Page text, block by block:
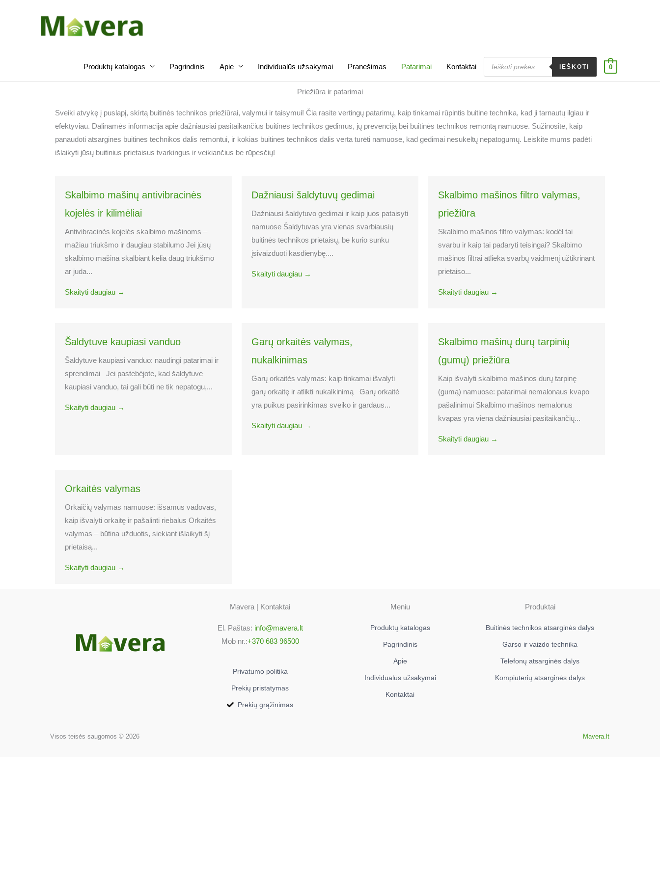
Produktų katalogas Pagrindinis Apie Individualūs užsakymai Pranešimas Patarimai Kontaktai
Products
search
IEŠKOTI 0
Priežiūra ir patarimai
Sveiki atvykę į puslapį, skirtą buitinės technikos priežiūrai, valymui ir taisymui! Čia rasite vertingų patarimų, kaip tinkamai rūpintis buitine technika, kad ji tarnautų ilgiau ir
efektyviau. Dalinamės informacija apie dažniausiai pasitaikančius buitines technikos gedimus, jų prevenciją bei buitinės technikos remontą namuose. Sužinosite, kaip
panaudoti atsargines buitines technikos dalis remontui, ir kokias buitines technikos dalis verta turėti namuose, kad gedimai nesukeltų nepatogumų. Leiskite mums padėti
išlaikyti jūsų buitinius prietaisus tvarkingus ir veikiančius be rūpesčių!
Skalbimo mašinų antivibracinės
kojelės ir kilimėliai
Antivibracinės kojelės skalbimo mašinoms –
mažiau triukšmo ir daugiau stabilumo Jei jūsų
skalbimo mašina skalbiant kelia daug triukšmo
ar juda...
Skaityti daugiau →
Dažniausi šaldytuvų gedimai
Dažniausi šaldytuvo gedimai ir kaip juos pataisyti
namuose Šaldytuvas yra vienas svarbiausių
buitinės technikos prietaisų, be kurio sunku
įsivaizduoti kasdienybę....
Skaityti daugiau →
Skalbimo mašinos filtro valymas,
priežiūra
Skalbimo mašinos filtro valymas: kodėl tai
svarbu ir kaip tai padaryti teisingai? Skalbimo
mašinos filtrai atlieka svarbų vaidmenį užtikrinant
prietaiso...
Skaityti daugiau →
Šaldytuve kaupiasi vanduo
Šaldytuve kaupiasi vanduo: naudingi patarimai ir
sprendimai Jei pastebėjote, kad šaldytuve
kaupiasi vanduo, tai gali būti ne tik nepatogu,...
Skaityti daugiau →
Garų orkaitės valymas,
nukalkinimas
Garų orkaitės valymas: kaip tinkamai išvalyti
garų orkaitę ir atlikti nukalkinimą Garų orkaitė
yra puikus pasirinkimas sveiko ir gardaus...
Skaityti daugiau →
Skalbimo mašinų durų tarpinių
(gumų) priežiūra
Kaip išvalyti skalbimo mašinos durų tarpinę
(gumą) namuose: patarimai nemalonaus kvapo
pašalinimui Skalbimo mašinos nemalonus
kvapas yra viena dažniausiai pasitaikančių...
Skaityti daugiau →
Orkaitės valymas
Orkaičių valymas namuose: išsamus vadovas,
kaip išvalyti orkaitę ir pašalinti riebalus Orkaitės
valymas – būtina užduotis, siekiant išlaikyti šį
prietaisą...
Skaityti daugiau →
Mavera | Kontaktai
El. Paštas: info@mavera.lt
Mob nr.:+370 683 96500
Privatumo politika
Prekių pristatymas
Prekių grąžinimas
Meniu
Produktų katalogas
Pagrindinis
Apie
Individualūs užsakymai
Kontaktai
Produktai
Buitinės technikos atsarginės dalys
Garso ir vaizdo technika
Telefonų atsarginės dalys
Kompiuterių atsarginės dalys
Visos teisės saugomos © 2026 Mavera.lt